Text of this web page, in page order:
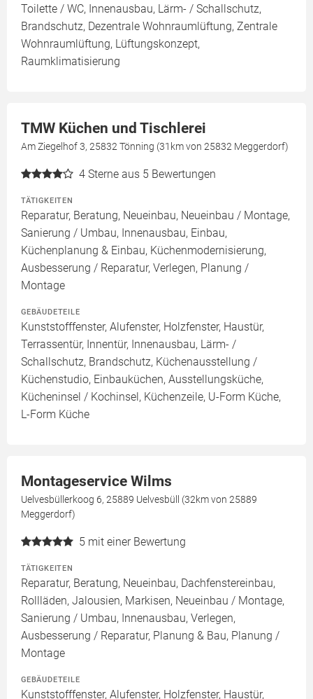
Toilette / WC, Innenausbau, Lärm- / Schallschutz,
Brandschutz, Dezentrale Wohnraumlüftung, Zentrale
Wohnraumlüftung, Lüftungskonzept,
Raumklimatisierung
TMW Küchen und Tischlerei
Am Ziegelhof 3, 25832 Tönning (31km von 25832 Meggerdorf)
4 Sterne aus 5 Bewertungen
TÄTIGKEITEN
Reparatur, Beratung, Neueinbau, Neueinbau / Montage,
Sanierung / Umbau, Innenausbau, Einbau,
Küchenplanung & Einbau, Küchenmodernisierung,
Ausbesserung / Reparatur, Verlegen, Planung /
Montage
GEBÄUDETEILE
Kunststofffenster, Alufenster, Holzfenster, Haustür,
Terrassentür, Innentür, Innenausbau, Lärm- /
Schallschutz, Brandschutz, Küchenausstellung /
Küchenstudio, Einbauküchen, Ausstellungsküche,
Kücheninsel / Kochinsel, Küchenzeile, U-Form Küche,
L-Form Küche
Montageservice Wilms
Uelvesbüllerkoog 6, 25889 Uelvesbüll (32km von 25889
Meggerdorf)
5 mit einer Bewertung
TÄTIGKEITEN
Reparatur, Beratung, Neueinbau, Dachfenstereinbau,
Rollläden, Jalousien, Markisen, Neueinbau / Montage,
Sanierung / Umbau, Innenausbau, Verlegen,
Ausbesserung / Reparatur, Planung & Bau, Planung /
Montage
GEBÄUDETEILE
Kunststofffenster, Alufenster, Holzfenster, Haustür,